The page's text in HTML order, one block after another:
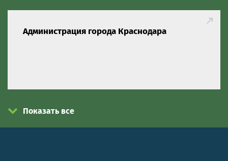
Администрация города Краснодара
Показать все